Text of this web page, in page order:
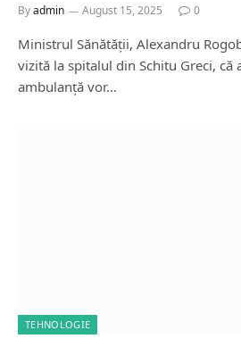
Byadmin August 15, 2025 0
Ministrul Sănătății, Alexandru
vizită la spitalul din Schitu Greci, că
ambulanță vor…
TEHNOLOGIE